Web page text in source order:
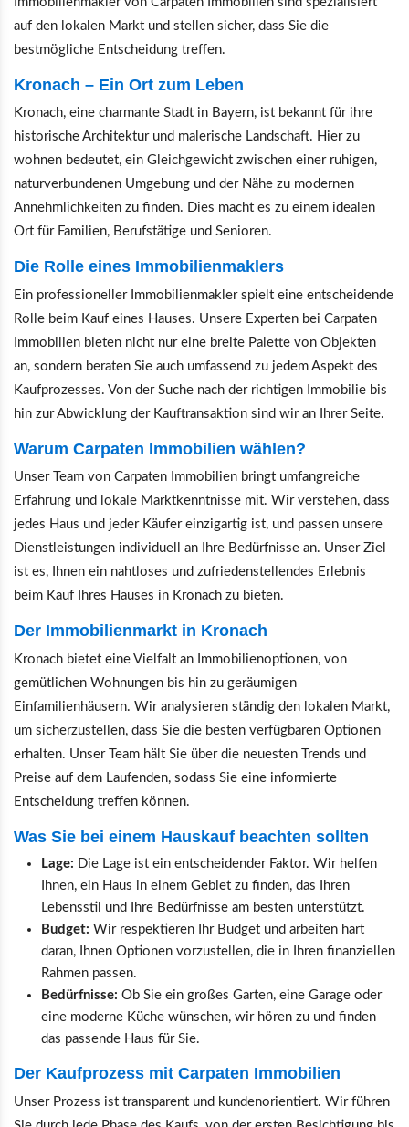
auf den lokalen Markt und stellen sicher, dass Sie die
bestmögliche Entscheidung treffen.
Kronach – Ein Ort zum Leben
Kronach, eine charmante Stadt in Bayern, ist bekannt für ihre
historische Architektur und malerische Landschaft. Hier zu
wohnen bedeutet, ein Gleichgewicht zwischen einer ruhigen,
naturverbundenen Umgebung und der Nähe zu modernen
Annehmlichkeiten zu finden. Dies macht es zu einem idealen
Ort für Familien, Berufstätige und Senioren.
Die Rolle eines Immobilienmaklers
Ein professioneller Immobilienmakler spielt eine entscheidende
Rolle beim Kauf eines Hauses. Unsere Experten bei Carpaten
Immobilien bieten nicht nur eine breite Palette von Objekten
an, sondern beraten Sie auch umfassend zu jedem Aspekt des
Kaufprozesses. Von der Suche nach der richtigen Immobilie bis
hin zur Abwicklung der Kauftransaktion sind wir an Ihrer Seite.
Warum Carpaten Immobilien wählen?
Unser Team von Carpaten Immobilien bringt umfangreiche
Erfahrung und lokale Marktkenntnisse mit. Wir verstehen, dass
jedes Haus und jeder Käufer einzigartig ist, und passen unsere
Dienstleistungen individuell an Ihre Bedürfnisse an. Unser Ziel
ist es, Ihnen ein nahtloses und zufriedenstellendes Erlebnis
beim Kauf Ihres Hauses in Kronach zu bieten.
Der Immobilienmarkt in Kronach
Kronach bietet eine Vielfalt an Immobilienoptionen, von
gemütlichen Wohnungen bis hin zu geräumigen
Einfamilienhäusern. Wir analysieren ständig den lokalen Markt,
um sicherzustellen, dass Sie die besten verfügbaren Optionen
erhalten. Unser Team hält Sie über die neuesten Trends und
Preise auf dem Laufenden, sodass Sie eine informierte
Entscheidung treffen können.
Was Sie bei einem Hauskauf beachten sollten
Lage: Die Lage ist ein entscheidender Faktor. Wir helfen
Ihnen, ein Haus in einem Gebiet zu finden, das Ihren
Lebensstil und Ihre Bedürfnisse am besten unterstützt.
Budget: Wir respektieren Ihr Budget und arbeiten hart
daran, Ihnen Optionen vorzustellen, die in Ihren finanziellen
Rahmen passen.
Bedürfnisse: Ob Sie ein großes Garten, eine Garage oder
eine moderne Küche wünschen, wir hören zu und finden
das passende Haus für Sie.
Der Kaufprozess mit Carpaten Immobilien
Unser Prozess ist transparent und kundenorientiert. Wir führen